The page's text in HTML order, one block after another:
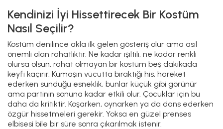
Kendinizi İyi Hissettirecek Bir Kostüm
Nasıl Seçilir?
Kostüm denilince akla ilk gelen gösteriş olur ama asıl
önemli olan rahatlıktır. Ne kadar ışıltılı, ne kadar renkli
olursa olsun, rahat olmayan bir kostüm beş dakikada
keyfi kaçırır. Kumaşın vücutta bıraktığı his, hareket
ederken sunduğu esneklik, bunlar küçük gibi görünür
ama partinin sonuna kadar etkili olur. Çocuklar için bu
daha da kritiktir. Koşarken, oynarken ya da dans ederken
özgür hissetmeleri gerekir. Yoksa en güzel prenses
elbisesi bile bir süre sonra çıkarılmak istenir.